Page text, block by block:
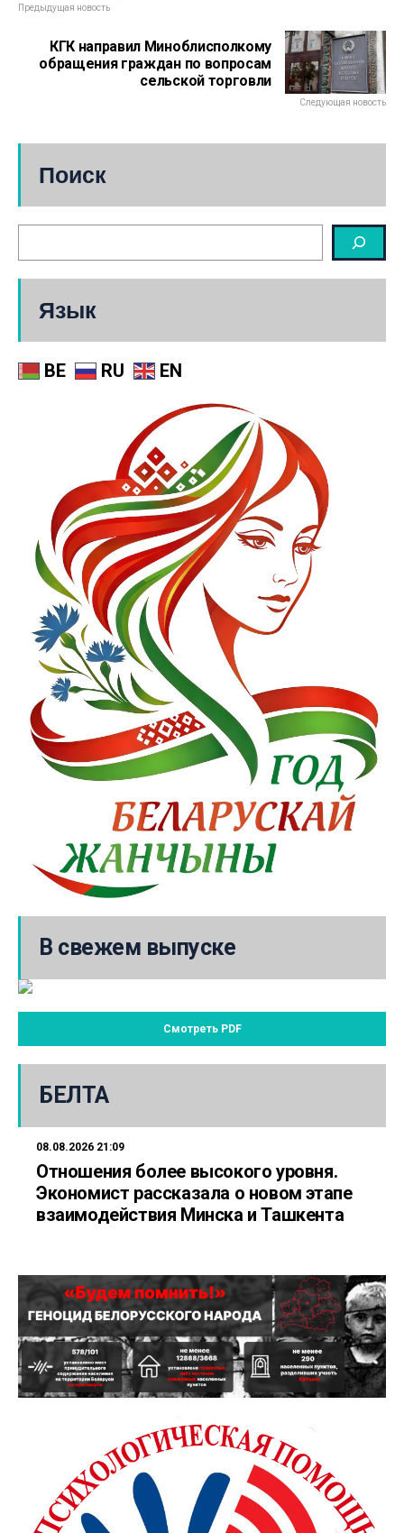
Предыдущая новость
КГК направил Миноблисполкому
обращения граждан по вопросам
сельской торговли
Следующая новость
Поиск
Язык
BE RU EN
В свежем выпуске
Смотреть PDF
БЕЛТА
08.08.2026 21:09
Отношения более высокого уровня.
Экономист рассказала о новом этапе
взаимодействия Минска и Ташкента